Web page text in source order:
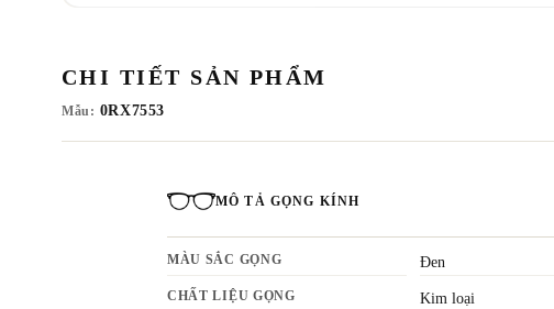
CHI TIẾT SẢN PHẨM
Mẫu: 0RX7553
MÔ TẢ GỌNG KÍNH
MÀU SẮC GỌNG Đen
CHẤT LIỆU GỌNG Kim loại